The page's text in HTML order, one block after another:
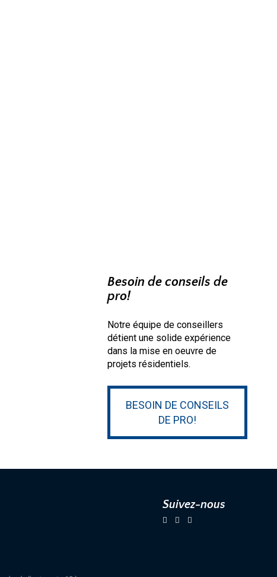
Besoin de conseils de
pro!
Notre équipe de conseillers
détient une solide expérience
dans la mise en oeuvre de
projets résidentiels.
BESOIN DE CONSEILS
DE PRO!
Suivez-nous